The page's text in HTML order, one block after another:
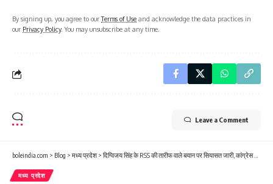
By signing up, you agree to ourTerms of Use and acknowledge the data practices in
our Privacy Policy. You may unsubscribe at any time.
Leave a Comment
boleindia.com > Blog > मध्य प्रदेश> दिग्विजय सिंह के RSS की तारीफ वाले बयान पर सियासत जारी, कांग्रेस कार्यालय पर लगे पोस्टर ने बढ़ाई हलचल
मध्य प्रदेश